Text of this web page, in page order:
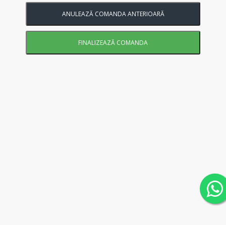
ANULEAZĂ COMANDA ANTERIOARĂ
FINALIZEAZĂ COMANDA